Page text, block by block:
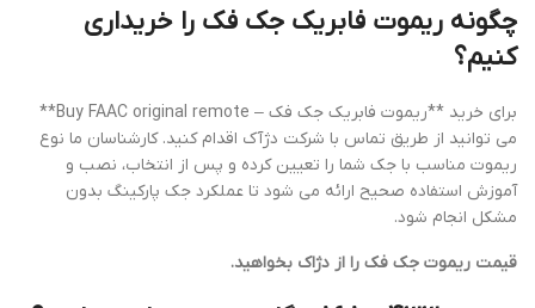
چگونه ریموت فابریک جک فک را خریداری
کنیم؟
برای خرید **ریموت فابریک جک فک – Buy FAAC original remote**
می توانید از طریق تماس با شرکت دژآک اقدام کنید. کارشناسان ما نوع
ریموت مناسب با جک شما را تعیین کرده و پس از انتخاب، نصب و
آموزش استفاده صحیح ارائه می شود تا عملکرد جک پارکینگ بدون
مشکل انجام شود.
قیمت ریموت جک فک را از دژاک بخواهید.